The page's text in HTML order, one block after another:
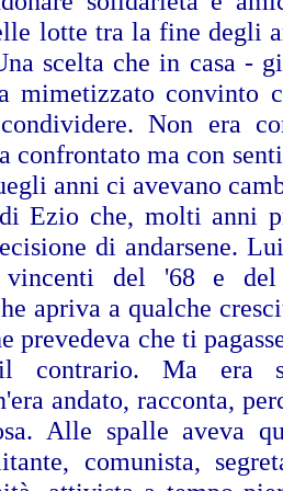
lotte tra la fine degli
scelta che in casa -
convinto
Non era
confrontato ma con
anni ci avevano
Ezio che, molti anni
di andarsene.
del '68 e
apriva a qualche
prevedeva che ti
contrario. Ma era
andato, racconta,
Alle spalle aveva
comunista,